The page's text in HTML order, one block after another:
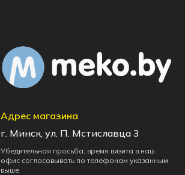
Адрес магазина
г. Минск, ул. П. Мстиславца 3
Убедительная просьба, время визита в наш
офис согласовывать по телефонам указанным
выше